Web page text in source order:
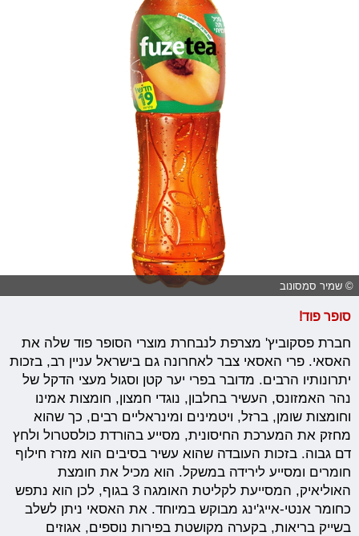
© שמיר סמסונוב
סופר פוד!
חברת פסקוביץ' מצרפת לנבחרת מוצרי הסופר פוד שלה את
האסאי. פרי האסאי צבר לאחרונה גם בישראל עניין רב, בזכות
יתרונותיו הרבים. מדובר בפרי יער קטן וסגול מעצי הדקל של
נהר האמזונס, העשיר בחלבון, נוגדי חמצון, חומצות אמינו
וחומצות שומן, ברזל, ויטמינים ומינראליים רבים, כך שהוא
מחזק את המערכת החיסונית, מסייע בהורדת כולסטרול ולחץ
דם גבוה. בזכות העובדה שהוא עשיר בסיבים הוא מזרז חילוף
חומרים ומסייע לירידה במשקל. הוא מכיל את חומצת
האוליאיק, המסייעת לקליטת האומגה 3 בגוף, לכן הוא נתפש
כחומר אנטי-אייג'ינג מבוקש במיוחד. את האסאי ניתן לשלב
בשייק בריאות, בקערה מקושטת בפירות נוספים, אגוזים